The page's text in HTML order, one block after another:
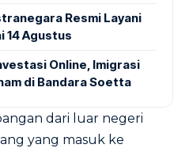
Resmi Layani
14 Agustus
Online, Imigrasi
di Bandara Soetta
dari luar negeri
yang masuk ke